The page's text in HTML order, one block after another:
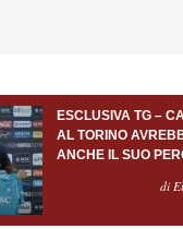
ESCLUSIVA TG –
AL TORINO
ANCHE IL SUO
di